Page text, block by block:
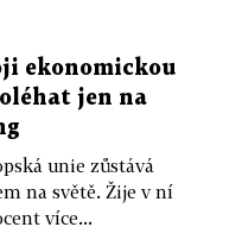
ekonomickou
jen na
unie zůstává
na světě. Žije v ní
více...